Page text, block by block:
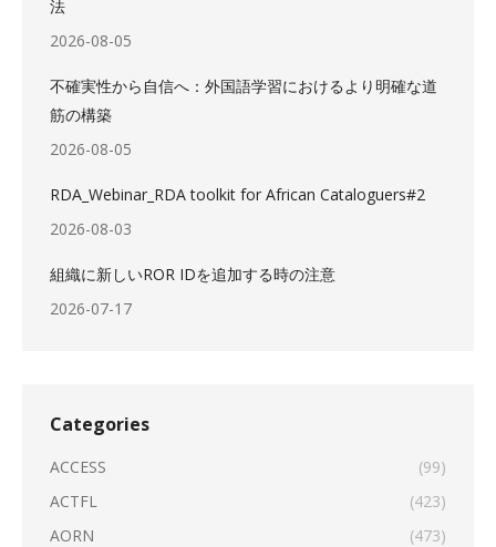
法
2026-08-05
不確実性から自信へ：外国語学習におけるより明確な道
筋の構築
2026-08-05
RDA_Webinar_RDA toolkit for African Cataloguers#2
2026-08-03
組織に新しいROR IDを追加する時の注意
2026-07-17
Categories
ACCESS
(99)
ACTFL
(423)
AORN
(473)